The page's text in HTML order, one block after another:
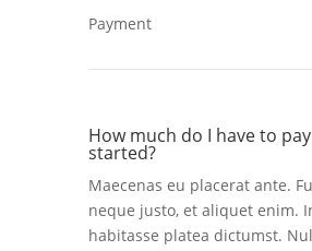
Payment
How much do I have to
started?
Maecenas eu placerat ante.
neque justo, et aliquet enim.
habitasse platea dictumst.